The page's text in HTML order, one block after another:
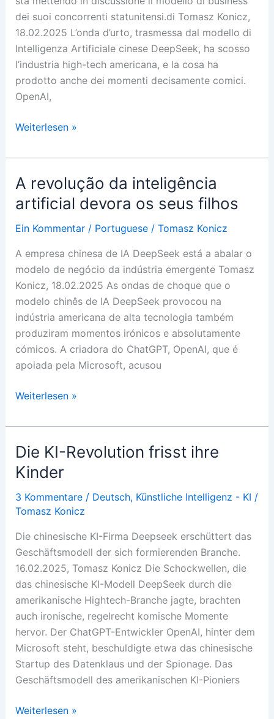
dei suoi concorrenti statunitensi.di Tomasz Konicz,
18.02.2025 L’onda d’urto, trasmessa dal modello di
Intelligenza Artificiale cinese DeepSeek, ha scosso
l’industria high-tech americana, e la cosa ha
prodotto anche dei momenti decisamente comici.
OpenAI,
La
dell’I.A
divora
i
suoi
figli
Weiterlesen »
A revolução da inteligência
artificial devora os seus filhos
Ein Kommentar / Portuguese/ Tomasz Konicz
A empresa chinesa de IA DeepSeek está a abalar o
modelo de negócio da indústria emergente Tomasz
Konicz, 18.02.2025 As ondas de choque que o
modelo chinês de IA DeepSeek provocou na
indústria americana de alta tecnologia também
produziram momentos irónicos e absolutamente
cómicos. A criadora do ChatGPT, OpenAI, que é
apoiada pela Microsoft, acusou
A
da
inteligência
artificial
devora
os
seus
Weiterlesen »
Die KI-Revolution frisst ihre
Kinder
3 Kommentare / Deutsch, Künstliche Intelligenz - KI /
Tomasz Konicz
Die chinesische KI-Firma Deepseek erschüttert das
Geschäftsmodell der sich formierenden Branche.
16.02.2025, Tomasz Konicz Die Schockwellen, die
das chinesische KI-Modell DeepSeek durch die
amerikanische Hightech-Branche jagte, brachten
auch ironische, regelrecht komische Momente
hervor. Der ChatGPT-Entwickler OpenAI, hinter dem
Microsoft steht, beschuldigte etwa das chinesische
Startup des Datenklaus und der Spionage. Das
Geschäftsmodell des amerikanischen KI-Pioniers
Die
Weiterlesen »